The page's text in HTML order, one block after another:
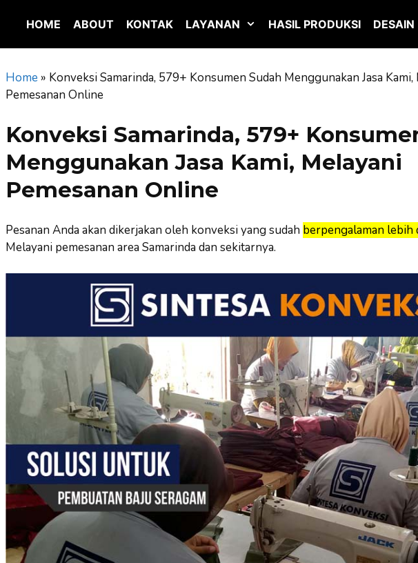
HOME ABOUT KONTAK LAYANAN HASIL PRODUKSI DESAIN
Home » Konveksi Samarinda, 579+ Konsumen Sudah Menggunakan Jasa Kami,
Pemesanan Online
Konveksi Samarinda, 579+
Menggunakan Jasa Kami, Melayani
Pemesanan Online
Pesanan Anda akan dikerjakan oleh konveksi yang sudah berpengalaman lebih
Melayani pemesanan area Samarinda dan sekitarnya.